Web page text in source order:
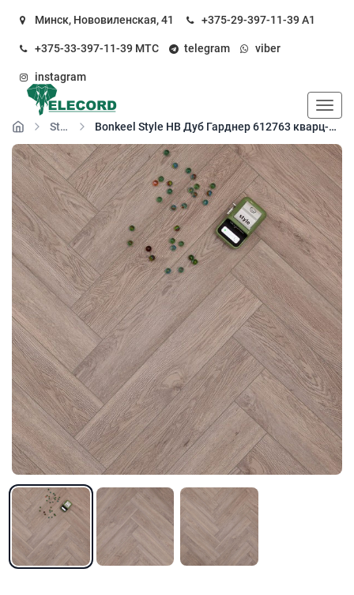
Минск, Нововиленская, 41 +375-29-397-11-39А1
+375-33-397-11-39 МТС telegram viber
instagram
Style HB
Bonkeel Style HB Дуб Гарднер 612763 кварц-виниловый пол (SPC floor)